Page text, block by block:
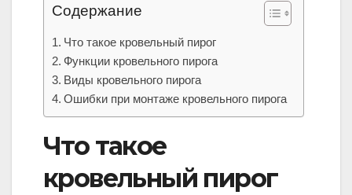
Содержание
Что такое кровельный пирог
Функции кровельного пирога
Виды кровельного пирога
Ошибки при монтаже кровельного пирога
Что такое
кровельный пирог